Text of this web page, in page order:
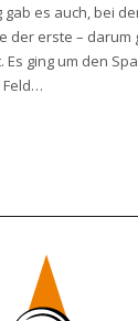
es auch, bei
der erste – darum
ging um den
Feld…